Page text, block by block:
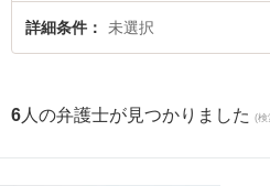
スの債権回収を法律相談できる大阪市浪速
詳細条件 未選択
6 人の弁護士が見つかりました (検